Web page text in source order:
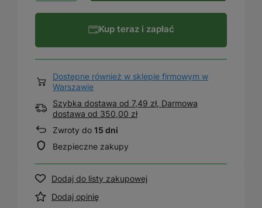
Kup teraz i zapłać
Dostępne również w sklepie firmowym w
Warszawie
Szybka dostawa od 7,49 zł, Darmowa
dostawa od 350,00 zł
Zwroty do 15 dni
Bezpieczne zakupy
Dodaj do listy zakupowej
Dodaj opinię